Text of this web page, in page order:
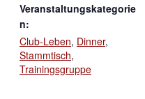
Veranstaltungskategorie
n:
Club-Leben, Dinner,
Stammtisch,
Trainingsgruppe